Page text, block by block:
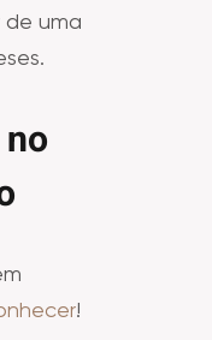
de uma
!